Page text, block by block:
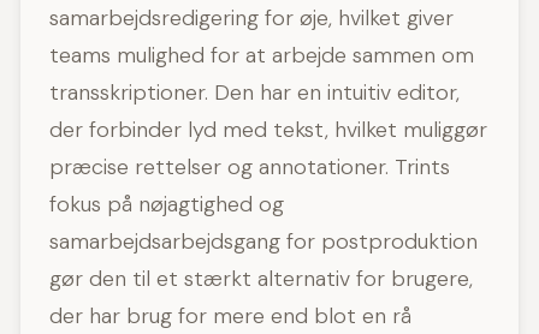
samarbejdsredigering for øje, hvilket giver
teams mulighed for at arbejde sammen om
transskriptioner. Den har en intuitiv editor,
der forbinder lyd med tekst, hvilket muliggør
præcise rettelser og annotationer. Trints
fokus på nøjagtighed og
samarbejdsarbejdsgang for postproduktion
gør den til et stærkt alternativ for brugere,
der har brug for mere end blot en rå